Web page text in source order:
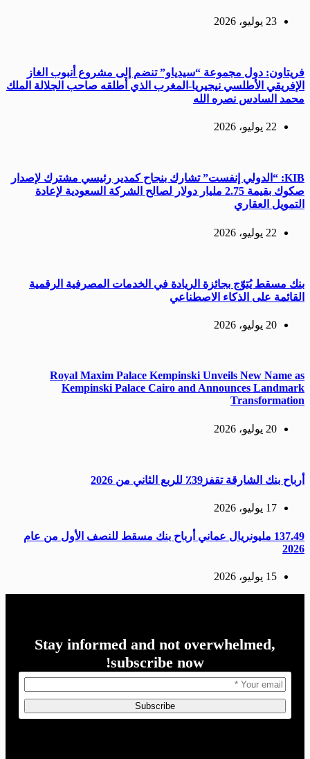
23 يوليو، 2026
فريتاون: دول مجموعة “سيدياو” تنضم إلى مشروع أنبوب الغاز
الإفريقي الأطلسي نيجيريا-المغرب الذي أطلقه صاحب الجلالة الملك
محمد السادس نصره الله
22 يوليو، 2026
KIB: “الدولي إنفست” تشارك بنجاح كمدير رئيسي مشترك لإصدار
صكوك بقيمة 2.75 مليار دولار لصالح الشركة السعودية لإعادة
التمويل العقاري
22 يوليو، 2026
بنك مسقط يُتوّج بجائزة الريادة في الخدمات المصرفية الرقمية
القائمة على الذكاء الاصطناعي
20 يوليو، 2026
Royal Maxim Palace Kempinski Unveils New Name as
Kempinski Palace Cairo and Announces Landmark
Transformation
20 يوليو، 2026
أرباح بنك الشارقة تقفز39٪ للربع الثاني من 2026
17 يوليو، 2026
137.49 مليونريال عماني أرباح بنك مسقط للنصف الأول من عام
2026
15 يوليو، 2026
Stay informed and not overwhelmed,
subscribe now!
Subscribe